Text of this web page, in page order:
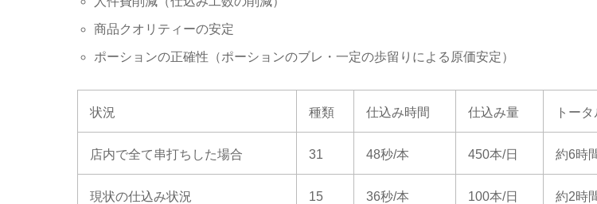
商品クオリティーの安定
ポーションの正確性（ポーションのブレ・一定の歩留りによる原価安定）
状況 種類 仕込み時間 仕込み量 トー
店内で全て串打ちした場合 31 48秒/本 450本/日 約6時
現状の仕込み状況 15 36秒/本 100本/日 約2時